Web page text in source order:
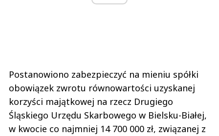
Postanowiono zabezpieczyć na mieniu spółki
obowiązek zwrotu równowartości uzyskanej
korzyści majątkowej na rzecz Drugiego
Śląskiego Urzędu Skarbowego w Bielsku-Białej,
w kwocie co najmniej 14 700 000 zł, związanej z